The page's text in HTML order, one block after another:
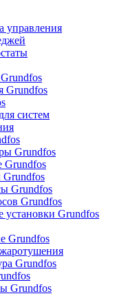
управления
Grundfos
систем
Grundfos
Grundfos
Grundfos
Grundfos
установки Grundfos
Grundfos
Grundfos
Grundfos